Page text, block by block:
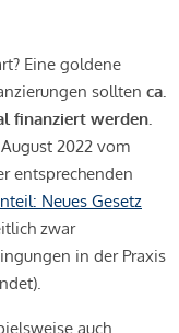
Eine goldene
sollten ca.
finanziert werden.
2022 vom
entsprechenden
Neues Gesetz
zwar
in der Praxis
auch